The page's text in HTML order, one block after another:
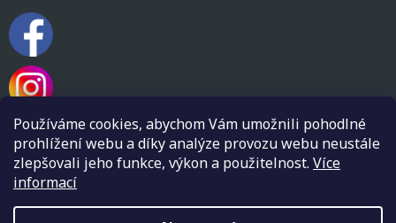
Používáme cookies, abychom Vám umožnili pohodlné
prohlížení webu a díky analýze provozu webu neustále
zlepšovali jeho funkce, výkon a použitelnost. Více
informací